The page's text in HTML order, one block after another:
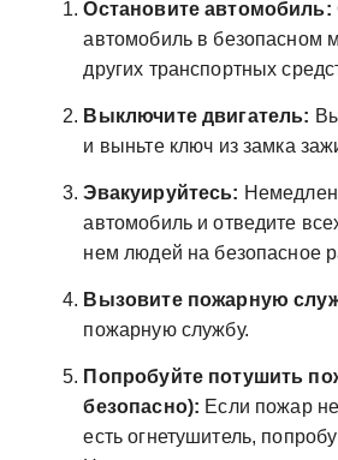
Остановите автомобиль:
автомобиль в безопасном
других транспортных
Выключите двигатель:
и выньте ключ из замка
Эвакуируйтесь:
автомобиль и отведите
нем людей на безопасное
Вызовите пожарную
пожарную службу.
Попробуйте потушить
безопасно): Если пожар
есть огнетушитель,